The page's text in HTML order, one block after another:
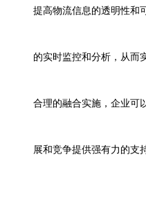
提高物流信息的透明性和
的实时监控和分析，从而
合理的融合实施，企业可
展和竞争提供强有力的支